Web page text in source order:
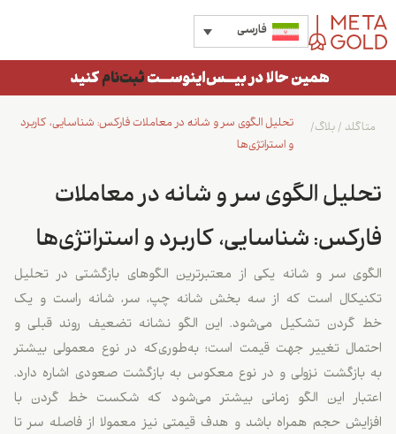
فارسی
تحلیل الگوی سر و شانه در معاملات فارکس: شناسایی، کاربرد
و استراتژی‌ها
متاگلد /بلاگ/
تحلیل الگوی سر و شانه در معاملات
فارکس: شناسایی، کاربرد و استراتژی‌ها
الگوی سر و شانه یکی از معتبرترین الگوهای بازگشتی در تحلیل
تکنیکال است که از سه بخش شانه چپ، سر، شانه راست و یک
خط گردن تشکیل می‌شود. این الگو نشانه تضعیف روند قبلی و
احتمال تغییر جهت قیمت است؛ به‌طوری‌که در نوع معمولی بیشتر
به بازگشت نزولی و در نوع معکوس به بازگشت صعودی اشاره دارد.
اعتبار این الگو زمانی بیشتر می‌شود که شکست خط گردن با
افزایش حجم همراه باشد و هدف قیمتی نیز معمولا از فاصله سر تا